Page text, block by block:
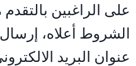
على الراغبين
الشروط أعلاه،
عنوان البريد